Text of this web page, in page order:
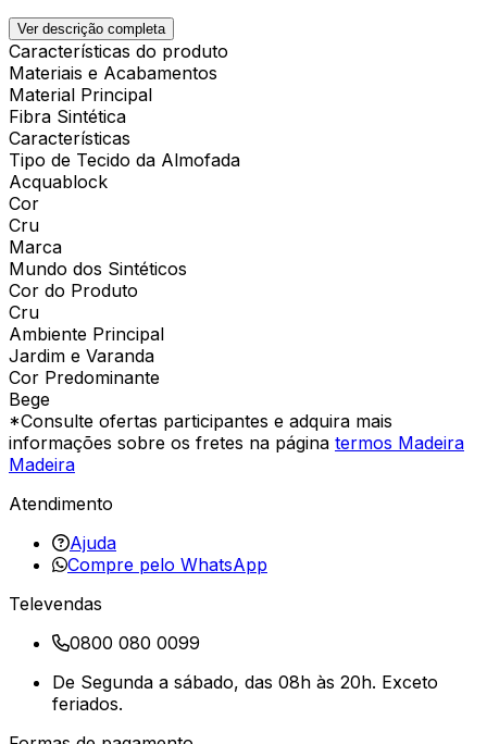
Ver descrição completa
Características do produto
Materiais e Acabamentos
Material Principal
Fibra Sintética
Características
Tipo de Tecido da Almofada
Acquablock
Cor
Cru
Marca
Mundo dos Sintéticos
Cor do Produto
Cru
Ambiente Principal
Jardim e Varanda
Cor Predominante
Bege
*Consulte ofertas participantes e adquira mais
informações sobre os fretes na página termos Madeira
Madeira
Atendimento
Ajuda
Compre pelo WhatsApp
Televendas
0800 080 0099
De Segunda a sábado, das 08h às 20h. Exceto
feriados.